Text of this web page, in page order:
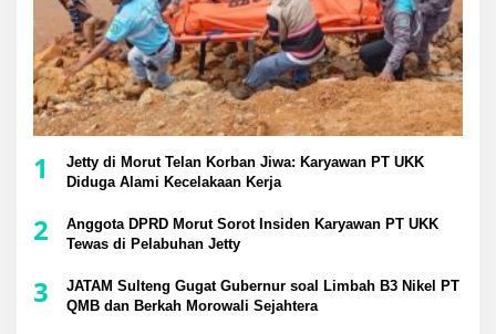
1
Jetty di Morut Telan Korban Jiwa: Karyawan PT UKK
Diduga Alami Kecelakaan Kerja
2
Anggota DPRD Morut Sorot Insiden Karyawan PT UKK
Tewas di Pelabuhan Jetty
3
JATAM Sulteng Gugat Gubernur soal Limbah B3 Nikel PT
QMB dan Berkah Morowali Sejahtera